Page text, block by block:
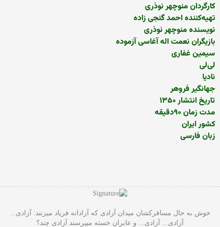
کارگردان منوچهر نوذری
تهیه‌کننده احمد گنجی زاده
نویسنده منوچهر نوذری
بازیگران نعمت اله آغاسی آزموده
سیمین غفاری
لی‌لی
نادیا
جهانگیر فروهر
تاریخ انتشار ۱۳۵۰
مدت زمان ۹۰دقیقه
کشور ایران
زبان فارسی
خوش به حال مسافرکشان میدان آزادی که آزادانه فریاد میزنند: آزادی...
آزادی... آزادی... و عابران خسته میپرسند آزادی چند؟